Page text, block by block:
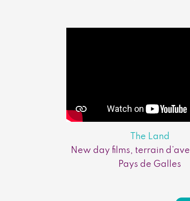
The Land
New day films, terrain
Pays de Galles